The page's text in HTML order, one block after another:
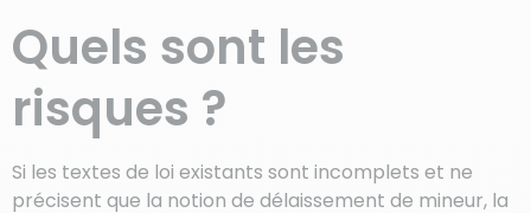
Quels sont les
risques ?
Si les textes de loi existants sont incomplets et ne
précisent que la notion de délaissement de mineur, la